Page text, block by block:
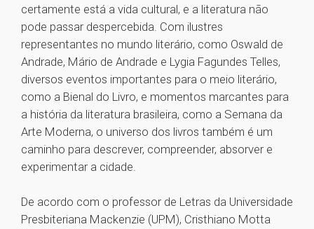
certamente está a vida cultural, e a literatura não
pode passar despercebida. Com ilustres
representantes no mundo literário, como Oswald de
Andrade, Mário de Andrade e Lygia Fagundes Telles,
diversos eventos importantes para o meio literário,
como a Bienal do Livro, e momentos marcantes para
a história da literatura brasileira, como a Semana da
Arte Moderna, o universo dos livros também é um
caminho para descrever, compreender, absorver e
experimentar a cidade.
De acordo com o professor de Letras da Universidade
Presbiteriana Mackenzie (UPM), Cristhiano Motta